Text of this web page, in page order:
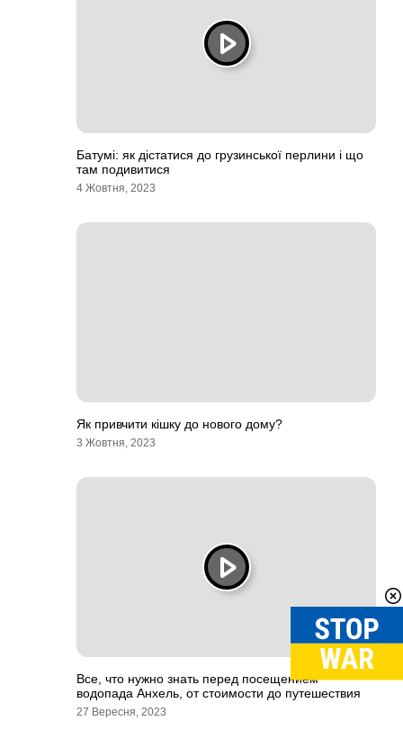
Батумі: як дістатися до грузинської перлини і що
там подивитися
4 Жовтня, 2023
Як привчити кішку до нового дому?
3 Жовтня, 2023
Все, что нужно знать перед посещением
водопада Анхель, от стоимости до путешествия
27 Вересня, 2023